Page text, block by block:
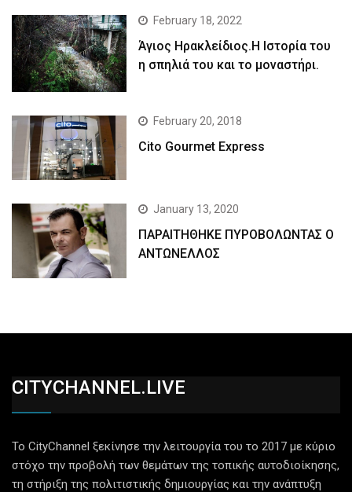
February 18, 2022
Άγιος Ηρακλείδιος.Η Ιστορία του
η σπηλιά του και το μοναστήρι.
February 20, 2018
Cito Gourmet Express
January 13, 2020
ΠΑΡΑΙΤΗΘΗΚΕ ΠΥΡΟΒΟΛΩΝΤΑΣ Ο
ΑΝΤΩΝΕΛΛΟΣ
CITYCHANNEL.LIVE
Το CityChannel ξεκίνησε την λειτουργία του το 2017 με κύριο
στόχο την προβολή των θεμάτων της τοπικής αυτοδιοίκησης,
τη στήριξη της πολιτιστικής δημιουργίας και την ανάπτυξη